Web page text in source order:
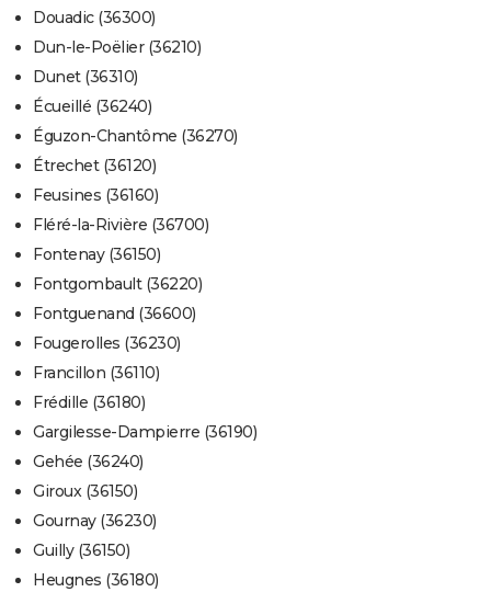
Douadic (36300)
Dun-le-Poëlier (36210)
Dunet (36310)
Écueillé (36240)
Éguzon-Chantôme (36270)
Étrechet (36120)
Feusines (36160)
Fléré-la-Rivière (36700)
Fontenay (36150)
Fontgombault (36220)
Fontguenand (36600)
Fougerolles (36230)
Francillon (36110)
Frédille (36180)
Gargilesse-Dampierre (36190)
Gehée (36240)
Giroux (36150)
Gournay (36230)
Guilly (36150)
Heugnes (36180)